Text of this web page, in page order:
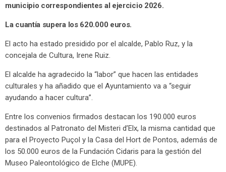
municipio correspondientes al ejercicio 2026.
La cuantía supera los 620.000 euros.
El acto ha estado presidido por el alcalde, Pablo Ruz, y la
concejala de Cultura, Irene Ruiz.
El alcalde ha agradecido la “labor” que hacen las entidades
culturales y ha añadido que el Ayuntamiento va a “seguir
ayudando a hacer cultura”.
Entre los convenios firmados destacan los 190.000 euros
destinados al Patronato del Misteri d’Elx, la misma cantidad que
para el Proyecto Puçol y la Casa del Hort de Pontos, además de
los 50.000 euros de la Fundación Cidaris para la gestión del
Museo Paleontológico de Elche (MUPE).